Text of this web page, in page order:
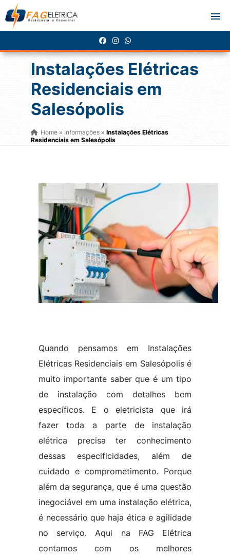
Instalações Elétricas
Residenciais em
Salesópolis
Home» Informações » Instalações Elétricas
Residenciais em Salesópolis
Quando pensamos em Instalações
Elétricas Residenciais em Salesópolis é
muito importante saber que é um tipo
de instalação com detalhes bem
específicos. E o eletricista que irá
fazer toda a parte de instalação
elétrica precisa ter conhecimento
dessas especificidades, além de
cuidado e comprometimento. Porque
além da segurança, que é uma questão
inegociável em uma instalação elétrica,
é necessário que haja ética e agilidade
no serviço. Aqui na FAG Elétrica
contamos com os melhores